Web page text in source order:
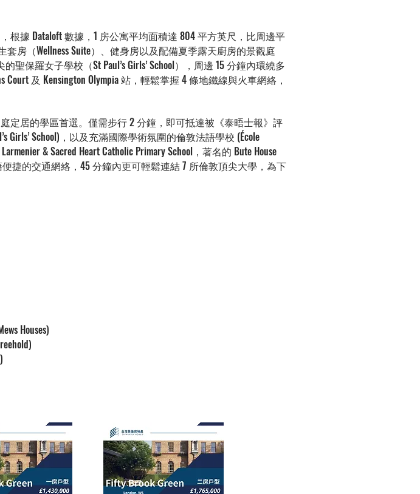
根據 Dataloft 數據，1 房公寓平均面積達 804 平方英尺，比周邊平
房（Wellness Suite）、健身房以及配備夏季露天廚房的景觀庭
保羅女子學校（St Paul’s Girls’ School），周邊 15 分鐘內環繞多
及 Kensington Olympia 站，輕鬆掌握 4 條地鐵線與火車網絡，
定居的學區首選。 僅需步行 2 分鐘，即可抵達被《泰晤士報》評
School)，以及充滿國際學術氛圍的倫敦法語學校 (École
& Sacred Heart Catholic Primary School，著名的 Bute House
捷的交通網絡，45 分鐘內更可輕鬆連結 7 所倫敦頂尖大學，為下
Houses)